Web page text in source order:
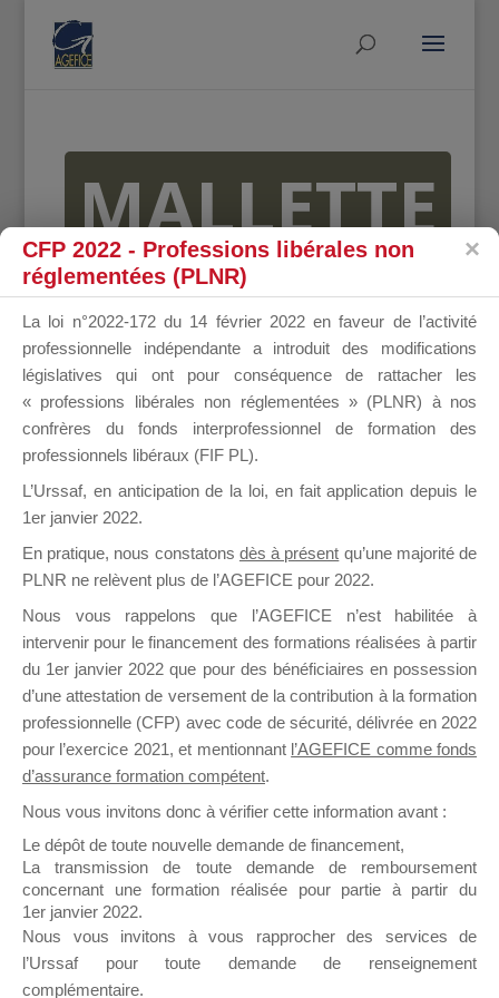
MALLETTE
DU
DIRIGEANT
Groupe Public
Ce groupe est destiné aux Organismes de
Propositions Mallette du Dirigeant.
Ce groupe propose un forum dédié au support
sur lequel il est possible de laisser un message
NB : Il est nécessaire d’êtreinscrit(e) pour
pouvoir rejoindre ce groupe
CFP 2022 - Professions libérales non
réglementées (PLNR)
La loi n°2022-172 du 14 février 2022 en faveur de l’activité
professionnelle indépendante a introduit des modifications
législatives qui ont pour conséquence de rattacher les
« professions libérales non réglementées » (PLNR) à nos
confrères du fonds interprofessionnel de formation des
professionnels libéraux (FIF PL).
L’Urssaf, en anticipation de la loi, en fait application depuis le
1er janvier 2022.
En pratique, nous constatons dès à présent qu’une majorité de
PLNR ne relèvent plus de l’AGEFICE pour 2022.
Nous vous rappelons que l’AGEFICE n’est habilitée à
intervenir pour le financement des formations réalisées à partir
du 1er janvier 2022 que pour des bénéficiaires en possession
d’une attestation de versement de la contribution à la formation
professionnelle (CFP) avec code de sécurité, délivrée en 2022
pour l’exercice 2021, et mentionnant l’AGEFICE comme fonds
d’assurance formation compétent.
Nous vous invitons donc à vérifier cette information avant :
Le dépôt de toute nouvelle demande de financement,
La transmission de toute demande de remboursement
concernant une formation réalisée pour partie à partir du
1er janvier 2022.
Nous vous invitons à vous rapprocher des services de
l’Urssaf pour toute demande de renseignement
complémentaire.